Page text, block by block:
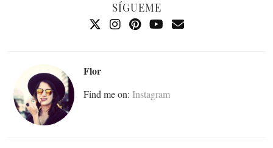
SÍGUEME
Flor
Find me on: Instagram